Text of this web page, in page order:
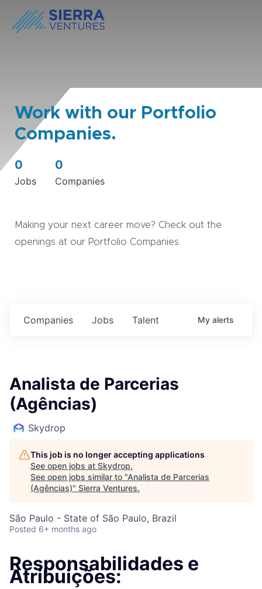
Work with our Portfolio
Companies.
0
Jobs
0
Companies
Making your next career move? Check out the
openings at our Portfolio Companies.
Jobs
Companies Talent My alerts
Analista de Parcerias
(Agências)
Skydrop
This job is no longer accepting applications
See open jobs at Skydrop.
See open jobs similar to "Analista de Parcerias
(Agências)" Sierra Ventures.
São Paulo - State of São Paulo, Brazil
Posted 6+ months ago
Responsabilidades e
Atribuições: